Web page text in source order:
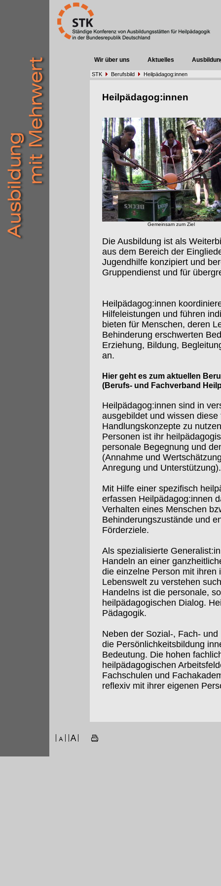
Wir über uns Aktuelles
STK Berufsbild Heilpädagog:innen
Heilpädagog:innen
Gemeinsam zum Ziel
Die Ausbildung ist als
aus dem Bereich der
Jugendhilfe konzipiert und
Gruppendienst und für
Heilpädagog:innen
Hilfeleistungen und führen
bieten für Menschen, deren
Behinderung erschwerten
Erziehung, Bildung,
an.
Hier geht es zum aktuellen
(Berufs- und Fachverband
Heilpädagog:innen sind in
ausgebildet und wissen
Handlungskonzepte zu
Personen ist ihr
personale Begegnung und
(Annahme und
Anregung und Unterstützung).
Mit Hilfe einer spezifisch
erfassen Heilpädagog:innen
Verhalten eines Menschen
Behinderungszustände und
Förderziele.
Als spezialisierte
Handeln an einer
die einzelne Person mit ihren
Lebenswelt zu verstehen
Handelns ist die personale,
heilpädagogischen Dialog.
Pädagogik.
Neben der Sozial-, Fach-
die Persönlichkeitsbildung
Bedeutung. Die hohen
heilpädagogischen
Fachschulen und
reflexiv mit ihrer eigenen